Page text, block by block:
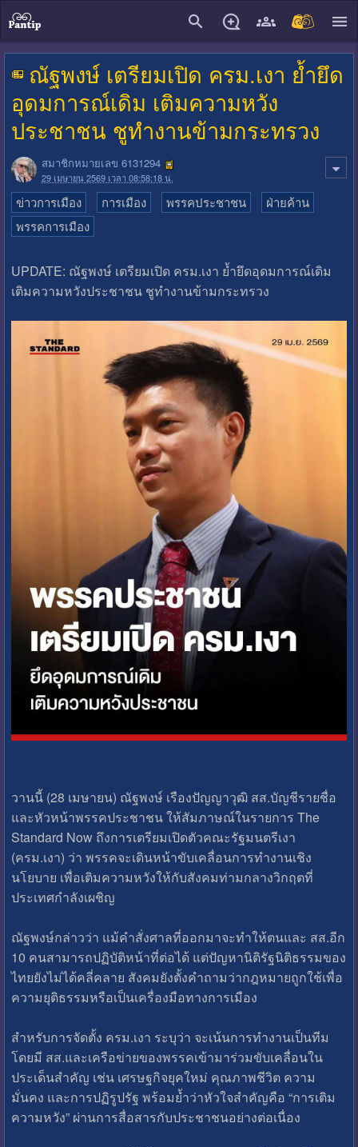
ณัฐพงษ์ เตรียมเปิด ครม.เงา ย้ำยึด
อุดมการณ์เดิม เติมความหวัง
ประชาชน ชูทำงานข้ามกระทรวง
สมาชิกหมายเลข 6131294
29 เมษายน 2569 เวลา 08:58:18 น.
ข่าวการเมือง การเมือง พรรคประชาชน
ฝ่ายค้าน
พรรคการเมือง
UPDATE: ณัฐพงษ์ เตรียมเปิด ครม.เงา ย้ำยึดอุดมการณ์เดิม
เติมความหวังประชาชน ชูทำงานข้ามกระทรวง
วานนี้ (28 เมษายน) ณัฐพงษ์ เรืองปัญญาวุฒิ สส.บัญชีรายชื่อ
และหัวหน้าพรรคประชาชน ให้สัมภาษณ์ในรายการ The
Standard Now ถึงการเตรียมเปิดตัวคณะรัฐมนตรีเงา
(ครม.เงา) ว่า พรรคจะเดินหน้าขับเคลื่อนการทำงานเชิง
นโยบาย เพื่อเติมความหวังให้กับสังคมท่ามกลางวิกฤตที่
ประเทศกำลังเผชิญ
ณัฐพงษ์กล่าวว่า แม้คำสั่งศาลที่ออกมาจะทำให้ตนและ สส.อีก
10 คนสามารถปฏิบัติหน้าที่ต่อได้ แต่ปัญหานิติรัฐนิติธรรมของ
ไทยยังไม่ได้คลี่คลาย สังคมยังตั้งคำถามว่ากฎหมายถูกใช้เพื่อ
ความยุติธรรมหรือเป็นเครื่องมือทางการเมือง
สำหรับการจัดตั้ง ครม.เงา ระบุว่า จะเน้นการทำงานเป็นทีม
โดยมี สส.และเครือข่ายของพรรคเข้ามาร่วมขับเคลื่อนใน
ประเด็นสำคัญ เช่น เศรษฐกิจยุคใหม่ คุณภาพชีวิต ความ
มั่นคง และการปฏิรูปรัฐ พร้อมย้ำว่าหัวใจสำคัญคือ “การเติม
ความหวัง” ผ่านการสื่อสารกับประชาชนอย่างต่อเนื่อง
close